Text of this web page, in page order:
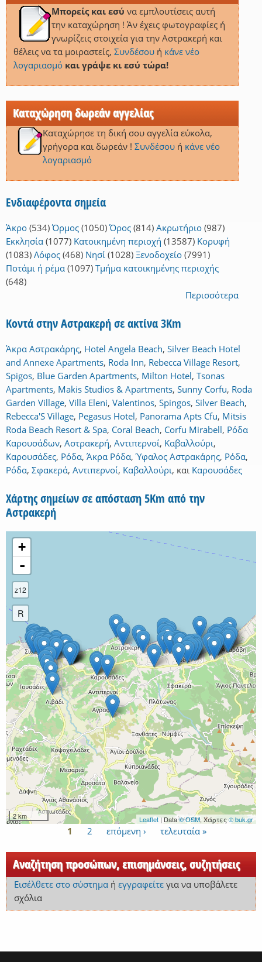
Μπορείς και εσύ να εμπλουτίσεις αυτή
την καταχώρηση ! Άν έχεις φωτογραφίες ή
γνωρίζεις στοιχεία για την Αστρακερή και
θέλεις να τα μοιραστείς, Συνδέσουή κάνε νέο
λογαριασμό και γράψε κι εσύ τώρα!
Καταχώρηση δωρεάν αγγελίας
Καταχώρησε τη δική σου αγγελία εύκολα,
γρήγορα και δωρεάν ! Συνδέσουή κάνε νέο
λογαριασμό
Ενδιαφέροντα σημεία
Άκρο (534) Όρμος (1050) Όρος (814) Ακρωτήριο (987)
Εκκλησία (1077) Κατοικημένη περιοχή (13587) Κορυφή
(1083) Λόφος (468) Νησί (1028) Ξενοδοχείο (7991)
Ποτάμι ή ρέμα (1097) Τμήμα κατοικημένης περιοχής
(648)
Περισσότερα
Κοντά στην Αστρακερή σε ακτίνα 3Km
Άκρα Αστρακάρης, Hotel Angela Beach, Silver Beach Hotel
and Annexe Apartments, Roda Inn, Rebecca Village Resort,
Spigos, Blue Garden Apartments, Milton Hotel, Tsonas
Apartments, Makis Studios & Apartments, Sunny Corfu, Roda
Garden Village, Villa Eleni, Valentinos, Spingos, Silver Beach,
Rebecca'S Village, Pegasus Hotel, Panorama Apts Cfu, Mitsis
Roda Beach Resort & Spa, Coral Beach, Corfu Mirabell, Ρόδα
Καρουσάδων, Αστρακερή, Αντιπερνοί, Καβαλλούρι,
Καρουσάδες, Ρόδα, Άκρα Ρόδα,Ύφαλος Αστρακάρης, Ρόδα,
Ρόδα, Σφακερά, Αντιπερνοί, Καβαλλούρι, και Καρουσάδες
Χάρτης σημείων σε απόσταση 5Km από την
Αστρακερή
+
-
z12
R
2 km Leaflet | Data© OSM, Χάρτες© buk.gr
1 2 επόμενη › τελευταία »
Αναζήτηση προσώπων, επισημάνσεις, συζητήσεις
Εισέλθετε στο σύστημαή εγγραφείτεγια να υποβάλετε
σχόλια